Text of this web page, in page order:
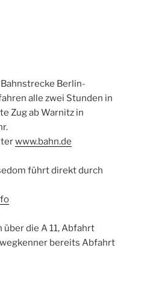
Berlin-
alle zwei Stunden in
Zug ab Warnitz in
www.bahn.de
führt direkt durch
die A 11, Abfahrt
bereits Abfahrt